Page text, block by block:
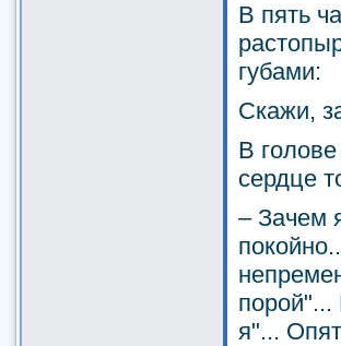
В пять
губами:
Скажи,
В
сердце
– Зачем
я"...